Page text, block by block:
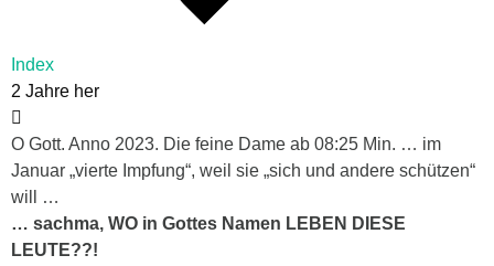
Index
2 Jahre her
O Gott. Anno 2023. Die feine Dame ab 08:25 Min. … im
Januar „vierte Impfung“, weil sie „sich und andere schützen“
will …
… sachma, WO in Gottes Namen LEBEN DIESE
LEUTE??!